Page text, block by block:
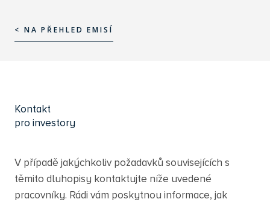
< NA PŘEHLED EMISÍ
Kontakt
pro investory
V případě jakýchkoliv požadavků souvisejících s
těmito dluhopisy kontaktujte níže uvedené
pracovníky. Rádi vám poskytnou informace, jak